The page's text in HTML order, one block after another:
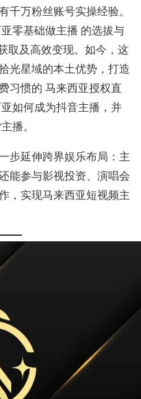
千万粉丝账号实操经验。
零基础做主播 的选拔与
取及高效变现。如今，这
光星域的本土优势，打造
习惯的 马来西亚授权直
如何成为抖音主播，并
播。
步延伸跨界娱乐布局：主
能参与影视投资、演唱会
，实现马来西亚短视频主